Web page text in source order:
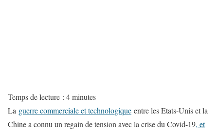
Temps de lecture : 4minutes
La guerre commerciale et technologique entre les Etats-Unis et la
Chine a connu un regain de tension avec la crise du Covid-19, et